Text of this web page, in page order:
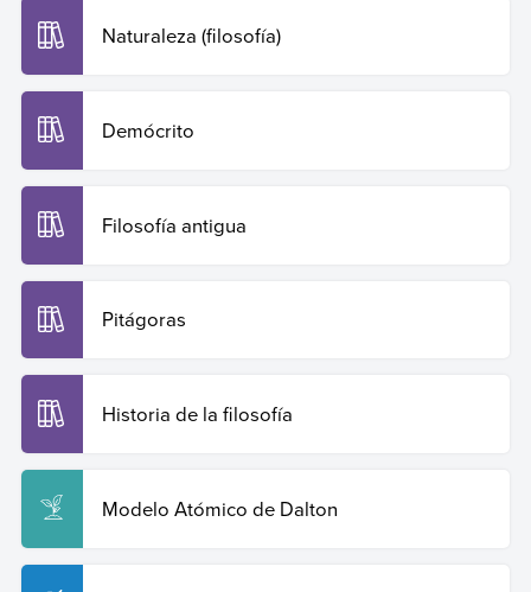
Naturaleza (filosofía)
Demócrito
Filosofía antigua
Pitágoras
Historia de la filosofía
Modelo Atómico de Dalton